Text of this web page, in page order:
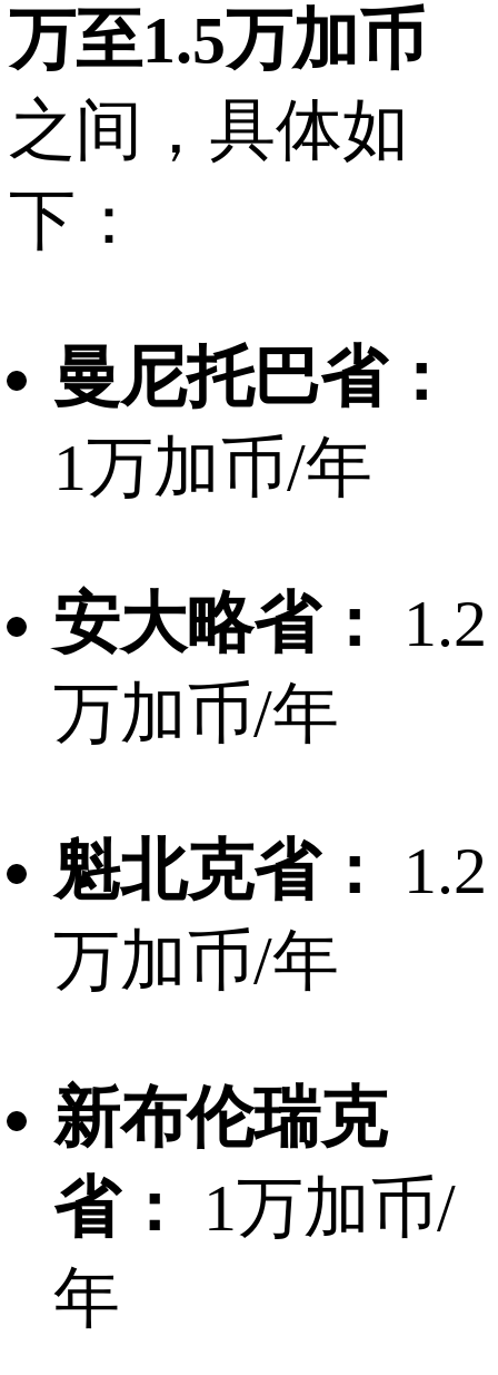
万至1.5万加币
之间，具体如
下：
曼尼托巴省：
1万加币/年
安大略省：
1.2
万加币/年
魁北克省：
1.2
万加币/年
新布伦瑞克
省：
1万加币/
年